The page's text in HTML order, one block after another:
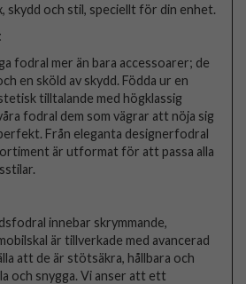
skydd och stil, speciellt för din enhet.
fodral mer än bara accessoarer; de
en sköld av skydd. Födda ur en
tilltalande med högklassig
fodral dem som vägrar att nöja sig
Från eleganta designerfodral
är utformat för att passa alla
innebar skrymmande,
är tillverkade med avancerad
att de är stötsäkra, hållbara och
och snygga. Vi anser att ett